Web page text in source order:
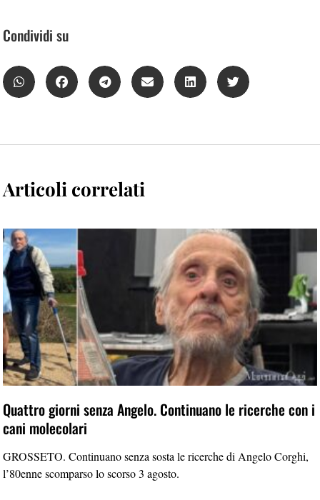
Condividi su
Articoli correlati
Quattro giorni senza Angelo. Continuano le ricerche con i
cani molecolari
GROSSETO. Continuano senza sosta le ricerche di Angelo Corghi,
l’80enne scomparso lo scorso 3 agosto.